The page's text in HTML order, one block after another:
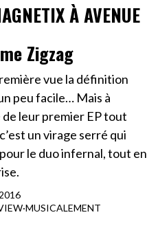
À AVENUE
Zigzag
vue la définition
peu facile… Mais à
de leur premier EP tout
un virage serré qui
le duo infernal, tout en
·MUSICALEMENT